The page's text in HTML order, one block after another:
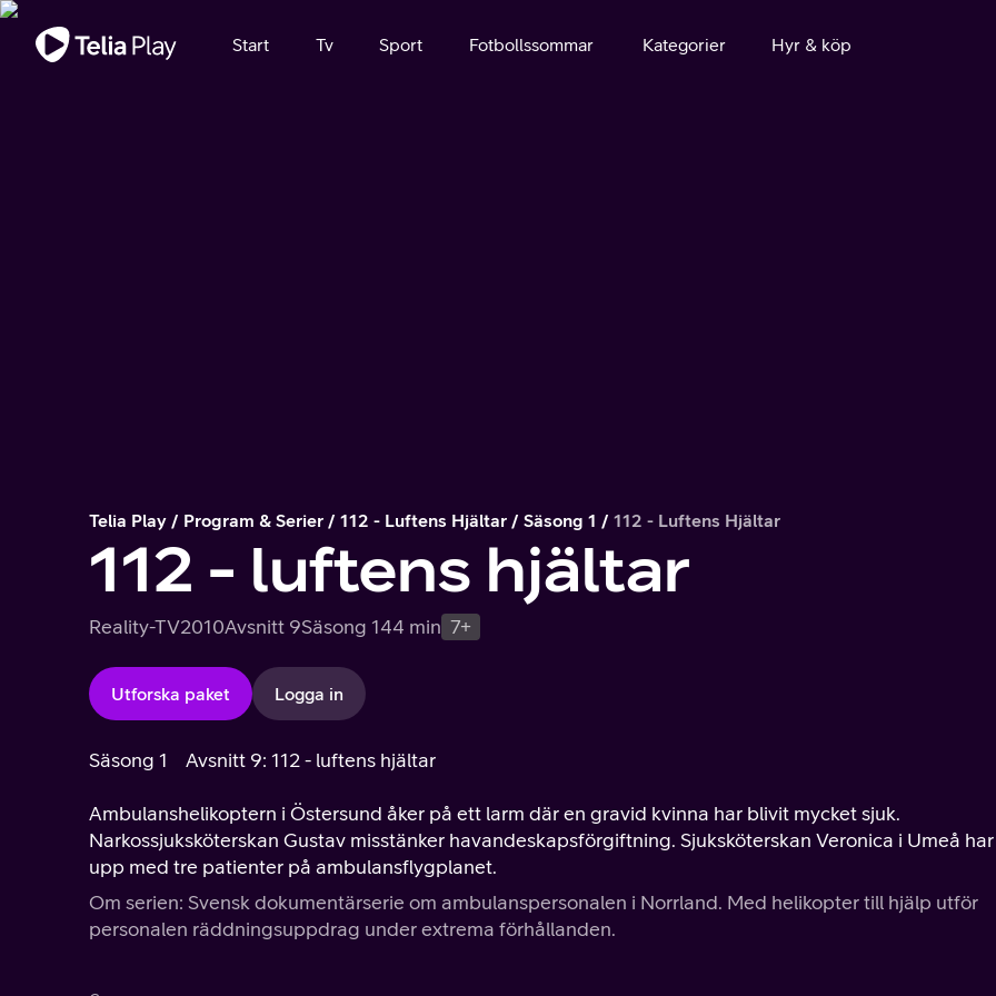
Viktigt meddelande
Start Tv Sport Fotbollssommar Kategorier Hyr & köp
Telia Play Program & Serier 112 - Luftens Hjältar Säsong 1 112 - Luftens Hjältar
112 - luftens hjältar
Reality-TV2010Avsnitt 9Säsong 144 min 7+
Utforska paket Logga in
Säsong 1 Avsnitt 9: 112 - luftens hjältar
Ambulanshelikoptern i Östersund åker på ett larm där en gravid kvinna har blivit mycket sjuk.
Narkossjuksköterskan Gustav misstänker havandeskapsförgiftning. Sjuksköterskan Veronica i Umeå
upp med tre patienter på ambulansflygplanet.
Om serien: Svensk dokumentärserie om ambulanspersonalen i Norrland. Med helikopter till hjälp utför
personalen räddningsuppdrag under extrema förhållanden.